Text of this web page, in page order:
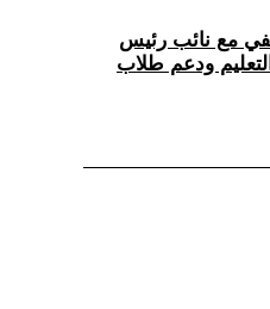
مع نائب رئيس
ودعم طلاب